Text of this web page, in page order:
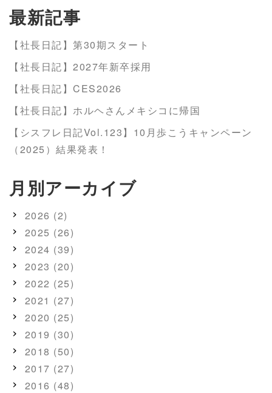
送
り
ン
ト
ペ
最新記事
【社長日記】第30期スタート
【社長日記】2027年新卒採用
【社長日記】CES2026
【社長日記】ホルヘさんメキシコに帰国
【シスフレ日記Vol.123】10月歩こうキャンペーン
（2025）結果発表！
月別アーカイブ
2026 (2)
2025 (26)
2024 (39)
2023 (20)
2022 (25)
2021 (27)
2020 (25)
2019 (30)
2018 (50)
2017 (27)
2016 (48)